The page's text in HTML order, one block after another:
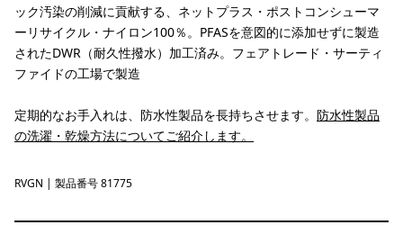
ック汚染の削減に貢献する、ネットプラス・ポストコンシューマ
ーリサイクル・ナイロン100％。PFASを意図的に添加せずに製造
されたDWR（耐久性撥水）加工済み。フェアトレード・サーティ
ファイドの工場で製造
定期的なお手入れは、防水性製品を長持ちさせます。 防水性製品
の洗濯・乾燥方法についてご紹介します。
River Rock Green
RVGN | 製品番号 81775